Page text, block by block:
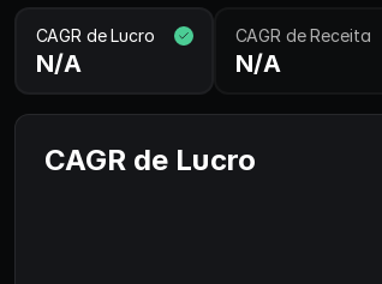
CAGR de Lucro
N/A
CAGR de Receita
N/A
CAGR de Lucro